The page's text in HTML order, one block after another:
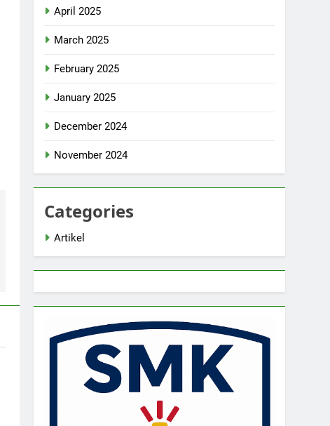
April 2025
March 2025
February 2025
January 2025
December 2024
November 2024
Categories
Artikel